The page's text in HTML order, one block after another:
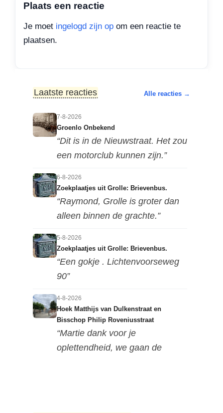
Plaats een reactie
Je moet ingelogd zijn op om een reactie te
plaatsen.
Laatste reacties Alle reacties →
7-8-2026
Groenlo Onbekend
“Dit is in de Nieuwstraat. Het zou
een motorclub kunnen zijn.”
6-8-2026
Zoekplaatjes uit Grolle: Brievenbus.
“Raymond, Grolle is groter dan
alleen binnen de grachte.”
5-8-2026
Zoekplaatjes uit Grolle: Brievenbus.
“Een gokje . Lichtenvoorseweg
90”
4-8-2026
Hoek Matthijs van Dulkenstraat en
Bisschop Philip Roveniusstraat
“Martie dank voor je
oplettendheid, we gaan de